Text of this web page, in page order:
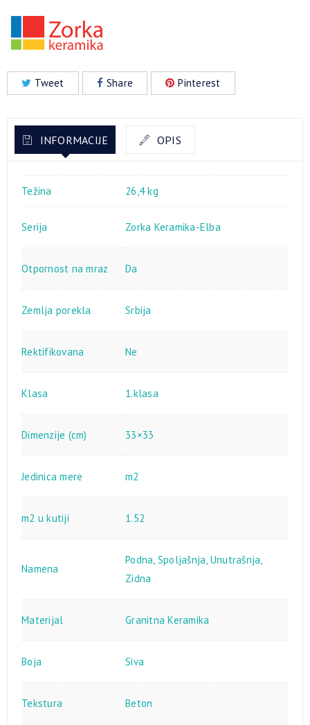
Tweet Share Pinterest
INFORMACIJE OPIS
Težina 26,4 kg
Serija Zorka Keramika-Elba
Otpornost na mraz Da
Zemlja porekla Srbija
Rektifikovana Ne
Klasa 1.klasa
Dimenzije (cm) 33×33
Jedinica mere m2
m2 u kutiji 1.52
Namena
Podna, Spoljašnja, Unutrašnja,
Zidna
Materijal Granitna Keramika
Boja Siva
Tekstura Beton